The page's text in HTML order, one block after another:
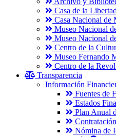
Casa de la Libertad
Casa Nacional de
Museo Nacional
Museo Nacional
Centro de la
Museo Fernando
Centro de la
Transparencia
Información
Fuentes de
Estados
Plan Anual
Nómina de